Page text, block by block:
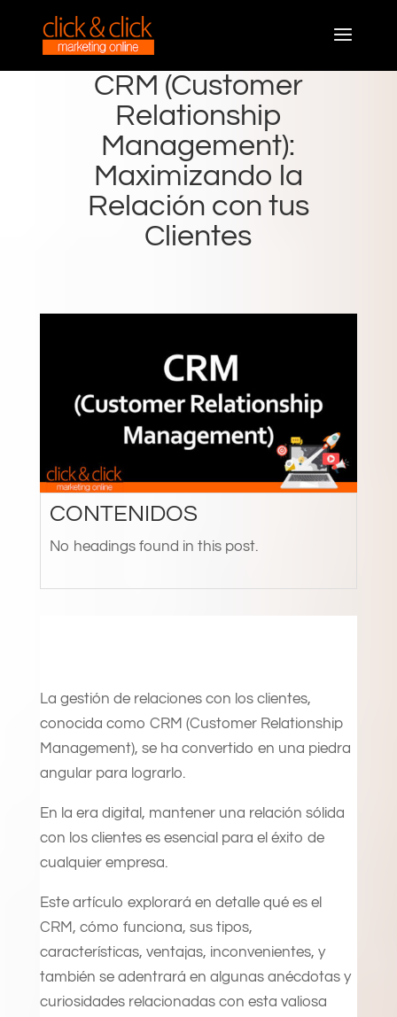
CRM (Customer
Relationship
Management):
Maximizando la
Relación con tus
Clientes
CONTENIDOS
No headings found in this post.
La gestión de relaciones con los clientes,
conocida como CRM (Customer Relationship
Management), se ha convertido en una piedra
angular para lograrlo.
En la era digital, mantener una relación sólida
con los clientes es esencial para el éxito de
cualquier empresa.
Este artículo explorará en detalle qué es el
CRM, cómo funciona, sus tipos,
características, ventajas, inconvenientes, y
también se adentrará en algunas anécdotas y
curiosidades relacionadas con esta valiosa